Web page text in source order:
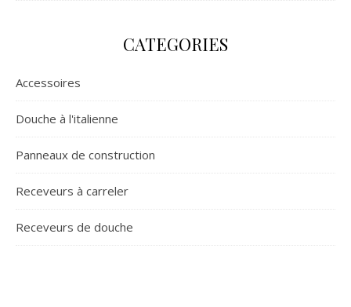
CATEGORIES
Accessoires
Douche à l'italienne
Panneaux de construction
Receveurs à carreler
Receveurs de douche